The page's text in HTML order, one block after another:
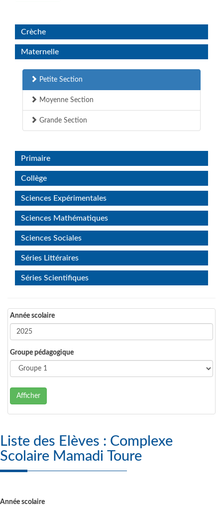
Crèche
Maternelle
Petite Section
Moyenne Section
Grande Section
Primaire
Collège
Sciences Expérimentales
Sciences Mathématiques
Sciences Sociales
Séries Littéraires
Séries Scientifiques
Année scolaire
Groupe pédagogique
Afficher
Liste des Elèves : Complexe
Scolaire Mamadi Toure
Année scolaire